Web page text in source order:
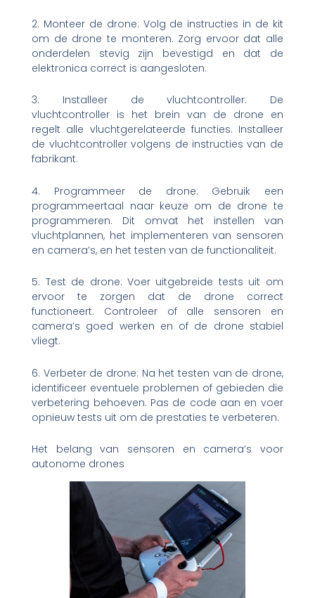
2. Monteer de drone: Volg de instructies in de kit
om de drone te monteren. Zorg ervoor dat alle
onderdelen stevig zijn bevestigd en dat de
elektronica correct is aangesloten.
3. Installeer de vluchtcontroller: De
vluchtcontroller is het brein van de drone en
regelt alle vluchtgerelateerde functies. Installeer
de vluchtcontroller volgens de instructies van de
fabrikant.
4. Programmeer de drone: Gebruik een
programmeertaal naar keuze om de drone te
programmeren. Dit omvat het instellen van
vluchtplannen, het implementeren van sensoren
en camera’s, en het testen van de functionaliteit.
5. Test de drone: Voer uitgebreide tests uit om
ervoor te zorgen dat de drone correct
functioneert. Controleer of alle sensoren en
camera’s goed werken en of de drone stabiel
vliegt.
6. Verbeter de drone: Na het testen van de drone,
identificeer eventuele problemen of gebieden die
verbetering behoeven. Pas de code aan en voer
opnieuw tests uit om de prestaties te verbeteren.
Het belang van sensoren en camera’s voor
autonome drones